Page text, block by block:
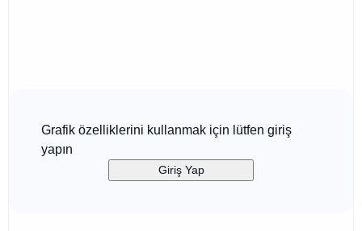
Grafik özelliklerini kullanmak için lütfen giriş
yapın
Giriş Yap